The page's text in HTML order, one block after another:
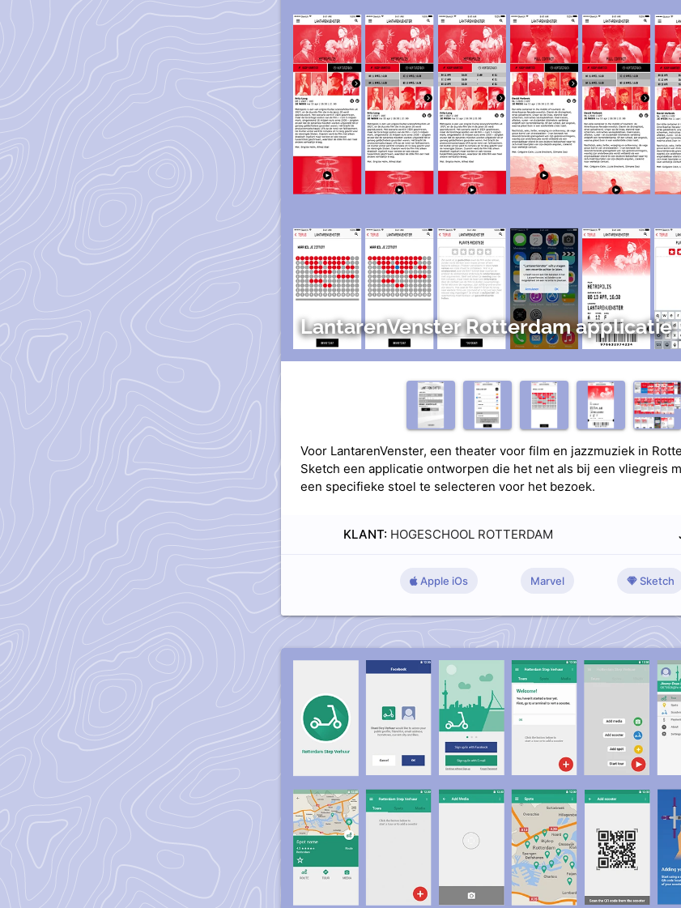
LantarenVenster Rotterdam applicatie
Voor LantarenVenster, een theater voor film en jazzmuziek in
Sketch een applicatie ontworpen die het net als bij een vliegreis
een specifieke stoel te selecteren voor het bezoek.
KLANT: HOGESCHOOL ROTTERDAM
Apple iOs Marvel Sketch